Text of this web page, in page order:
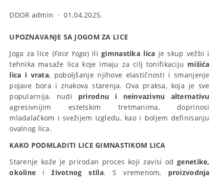
DDOR admin ·01.04.2025.
UPOZNAVANJE SA JOGOM ZA LICE
Joga za lice (Face Yoga) iligimnastika lica je skup vežbi i
tehnika masaže lica koje imaju za cilj tonifikaciju mišića
lica i vrata, poboljšanje njihove elastičnosti i smanjenje
pojave bora i znakova starenja. Ova praksa, koja je sve
popularnija, nudi prirodnu i neinvazivnu alternativu
agresivnijim estetskim tretmanima, doprinosi
mladalačkom i svežijem izgledu, kao i boljem definisanju
ovalnog lica.
KAKO PODMLADITI LICE GIMNASTIKOM LICA
Starenje kože je prirodan proces koji zavisi odgenetike,
okoline i životnog stila. S vremenom, proizvodnja